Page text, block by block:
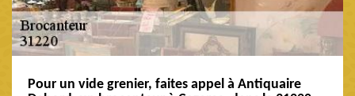
Pour un vide grenier, faites appel à Antiquaire